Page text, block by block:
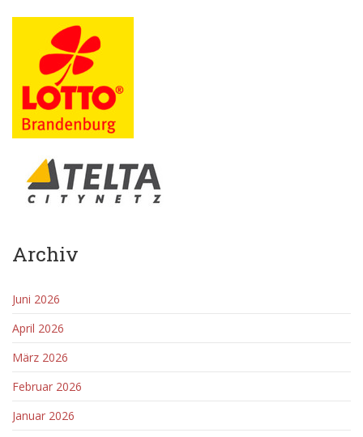
Archiv
Juni 2026
April 2026
März 2026
Februar 2026
Januar 2026